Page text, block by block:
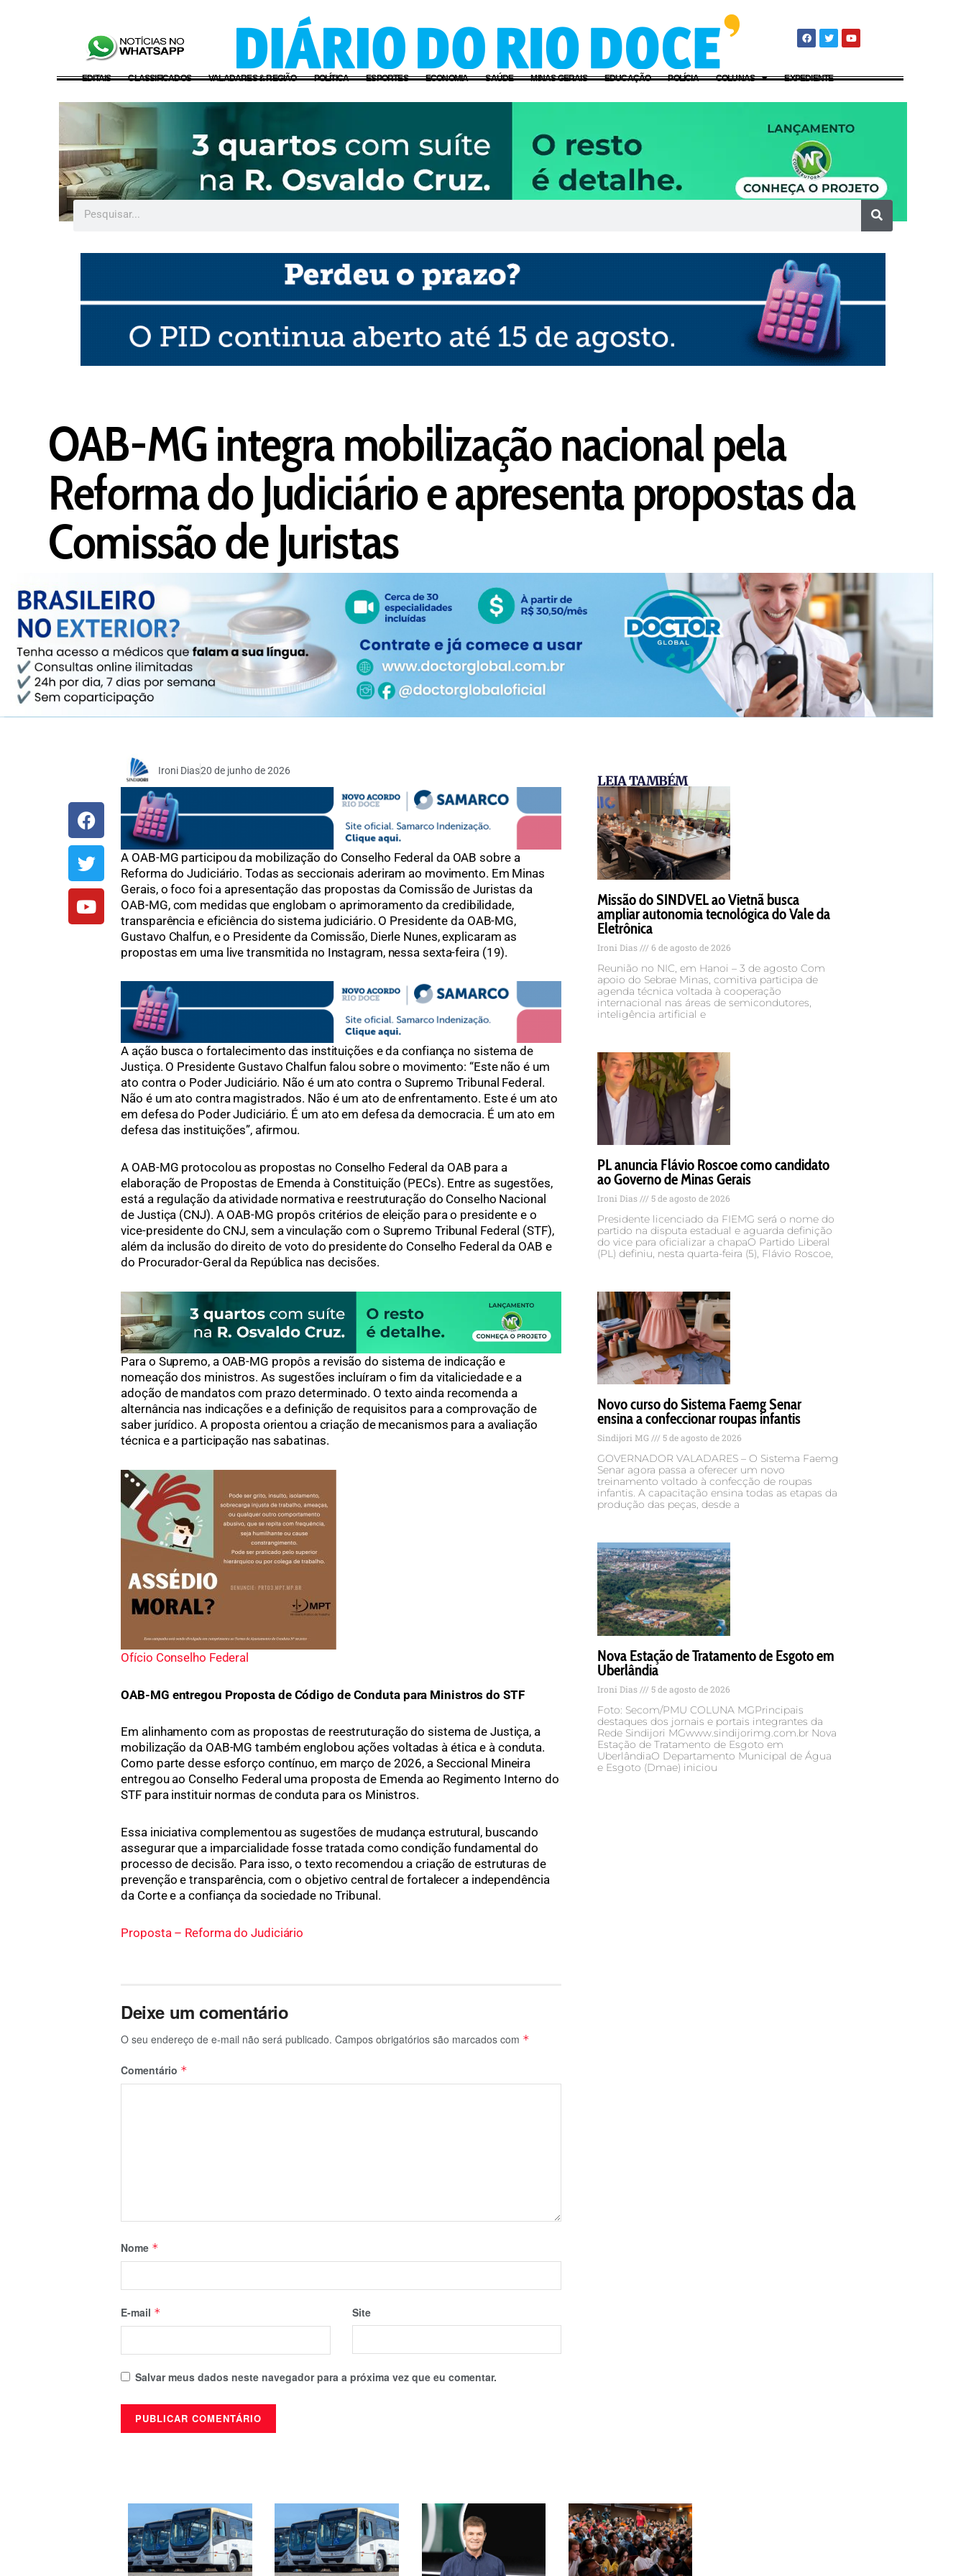
EDITAIS CLASSIFICADOS VALADARES & REGIÃO POLÍTICA ESPORTES ECONOMIA SAÚDE MINAS GERAIS EDUCAÇÃO POLÍCIA COLUNAS EXPEDIENTE
OAB-MG integra mobilização nacional pela
Reforma do Judiciário e apresenta propostas da
Comissão de Juristas
Ironi Dias20 de junho de 2026
A OAB-MG participou da mobilização do Conselho Federal da OAB sobre a
Reforma do Judiciário. Todas as seccionais aderiram ao movimento. Em Minas
Gerais, o foco foi a apresentação das propostas da Comissão de Juristas da
OAB-MG, com medidas que englobam o aprimoramento da credibilidade,
transparência e eficiência do sistema judiciário. O Presidente da OAB-MG,
Gustavo Chalfun, e o Presidente da Comissão, Dierle Nunes, explicaram as
propostas em uma live transmitida no Instagram, nessa sexta-feira (19).
A ação busca o fortalecimento das instituições e da confiança no sistema de
Justiça. O Presidente Gustavo Chalfun falou sobre o movimento: “Este não é um
ato contra o Poder Judiciário. Não é um ato contra o Supremo Tribunal Federal.
Não é um ato contra magistrados. Não é um ato de enfrentamento. Este é um ato
em defesa do Poder Judiciário. É um ato em defesa da democracia. É um ato em
defesa das instituições”, afirmou.
A OAB-MG protocolou as propostas no Conselho Federal da OAB para a
elaboração de Propostas de Emenda à Constituição (PECs). Entre as sugestões,
está a regulação da atividade normativa e reestruturação do Conselho Nacional
de Justiça (CNJ). A OAB-MG propôs critérios de eleição para o presidente e o
vice-presidente do CNJ, sem a vinculação com o Supremo Tribunal Federal (STF),
além da inclusão do direito de voto do presidente do Conselho Federal da OAB e
do Procurador-Geral da República nas decisões.
Para o Supremo, a OAB-MG propôs a revisão do sistema de indicação e
nomeação dos ministros. As sugestões incluíram o fim da vitaliciedade e a
adoção de mandatos com prazo determinado. O texto ainda recomenda a
alternância nas indicações e a definição de requisitos para a comprovação de
saber jurídico. A proposta orientou a criação de mecanismos para a avaliação
técnica e a participação nas sabatinas.
Ofício Conselho Federal
OAB-MG entregou Proposta de Código de Conduta para Ministros do STF
Em alinhamento com as propostas de reestruturação do sistema de Justiça, a
mobilização da OAB-MG também englobou ações voltadas à ética e à conduta.
Como parte desse esforço contínuo, em março de 2026, a Seccional Mineira
entregou ao Conselho Federal uma proposta de Emenda ao Regimento Interno do
STF para instituir normas de conduta para os Ministros.
Essa iniciativa complementou as sugestões de mudança estrutural, buscando
assegurar que a imparcialidade fosse tratada como condição fundamental do
processo de decisão. Para isso, o texto recomendou a criação de estruturas de
prevenção e transparência, com o objetivo central de fortalecer a independência
da Corte e a confiança da sociedade no Tribunal.
Proposta – Reforma do Judiciário
Deixe um comentário
O seu endereço de e-mail não será publicado. Campos obrigatórios são marcados com *
Comentário *
Nome *
E-mail * Site
Salvar meus dados neste navegador para a próxima vez que eu comentar.
LEIA TAMBÉM
Missão do SINDVEL ao Vietnã busca
ampliar autonomia tecnológica do Vale da
Eletrônica
Ironi Dias 6 de agosto de 2026
Reunião no NIC, em Hanoi – 3 de agosto Com
apoio do Sebrae Minas, comitiva participa de
agenda técnica voltada à cooperação
internacional nas áreas de semicondutores,
inteligência artificial e
PL anuncia Flávio Roscoe como candidato
ao Governo de Minas Gerais
Ironi Dias 5 de agosto de 2026
Presidente licenciado da FIEMG será o nome do
partido na disputa estadual e aguarda definição
do vice para oficializar a chapaO Partido Liberal
(PL) definiu, nesta quarta-feira (5), Flávio Roscoe,
Novo curso do Sistema Faemg Senar
ensina a confeccionar roupas infantis
Sindijori MG 5 de agosto de 2026
GOVERNADOR VALADARES – O Sistema Faemg
Senar agora passa a oferecer um novo
treinamento voltado à confecção de roupas
infantis. A capacitação ensina todas as etapas da
produção das peças, desde a
Nova Estação de Tratamento de Esgoto em
Uberlândia
Ironi Dias 5 de agosto de 2026
Foto: Secom/PMU COLUNA MGPrincipais
destaques dos jornais e portais integrantes da
Rede Sindijori MGwww.sindijorimg.com.br Nova
Estação de Tratamento de Esgoto em
UberlândiaO Departamento Municipal de Água
e Esgoto (Dmae) iniciou